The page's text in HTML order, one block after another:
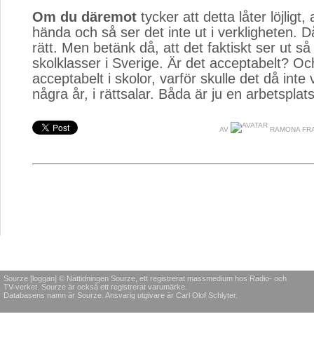
Om du däremot tycker att detta låter löjligt,
hända och så ser det inte ut i verkligheten.
rätt. Men betänk då, att det faktiskt ser ut så
skolklasser i Sverige. Är det acceptabelt?
acceptabelt i skolor, varför skulle det då inte
några år, i rättsalar. Båda är ju en
AV RAMONA
Sourze [loggan] © Nättidningen Sourze, ett registrerat massmedium hos Radio- och
TV-verket. Sourze är också ett registrerat varumärke.
Databasens namn är Sourze. Ansvarig utgivare är Carl Olof Schlyter.